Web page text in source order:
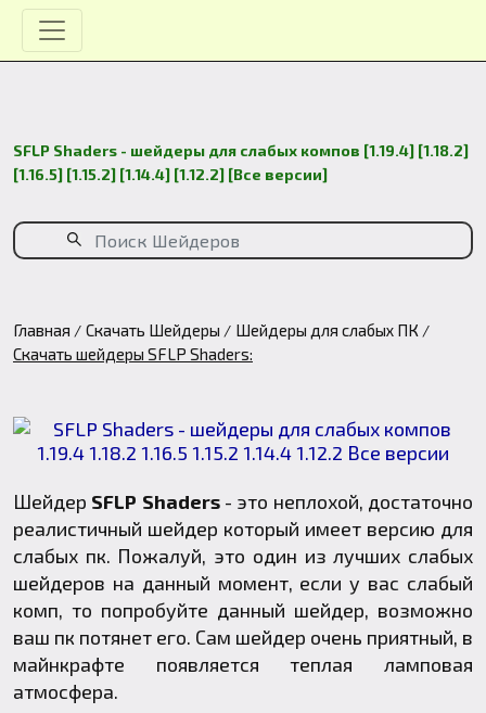
SFLP Shaders - шейдеры для слабых компов [1.19.4] [1.18.2]
[1.16.5] [1.15.2] [1.14.4] [1.12.2] [Все версии]
Главная Скачать Шейдеры
Шейдеры для слабых ПК
Скачать шейдеры SFLP Shaders:
Шейдер SFLP Shaders- это неплохой, достаточно
реалистичный шейдер который имеет версию для
слабых пк. Пожалуй, это один из лучших слабых
шейдеров на данный момент, если у вас слабый
комп, то попробуйте данный шейдер, возможно
ваш пк потянет его. Сам шейдер очень приятный, в
майнкрафте появляется теплая ламповая
атмосфера.